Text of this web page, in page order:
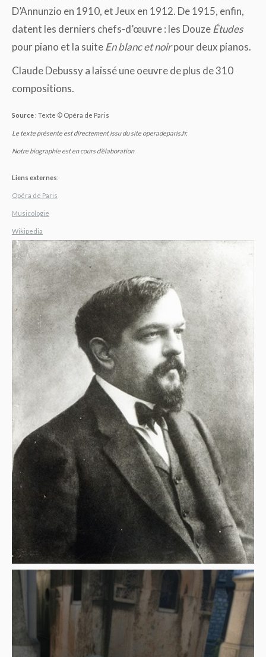
D’Annunzio en 1910, et Jeux en 1912. De 1915, enfin,
datent les derniers chefs-d’œuvre : les DouzeÉtudes
pour piano et la suiteEn blanc et noirpour deux pianos.
Claude Debussy a laissé une oeuvre de plus de 310
compositions.
Source: Texte © Opéra de Paris
Le texte présente est directement issu du site operadeparis.fr.
Notre biographie est en cours d’élaboration
Liens externes:
Opéra de Paris
Musicologie
Wikipedia